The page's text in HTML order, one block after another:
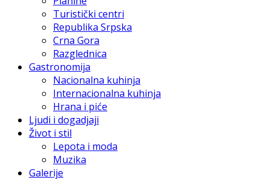
Turistički centri
Republika Srpska
Crna Gora
Razglednica
Gastronomija
Nacionalna kuhinja
Internacionalna kuhinja
Hrana i piće
Ljudi i dogadjaji
Život i stil
Lepota i moda
Muzika
Galerije